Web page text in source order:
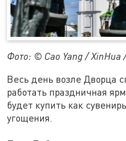
Фото: © Cao Yang / XinHua
Весь день возле Дворца
работать праздничная
будет купить как
угощения.